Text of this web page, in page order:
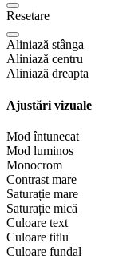
Resetare
Aliniază stânga
Aliniază centru
Aliniază dreapta
Ajustări vizuale
Mod întunecat
Mod luminos
Monocrom
Contrast mare
Saturație mare
Saturație mică
Culoare text
Culoare titlu
Culoare fundal